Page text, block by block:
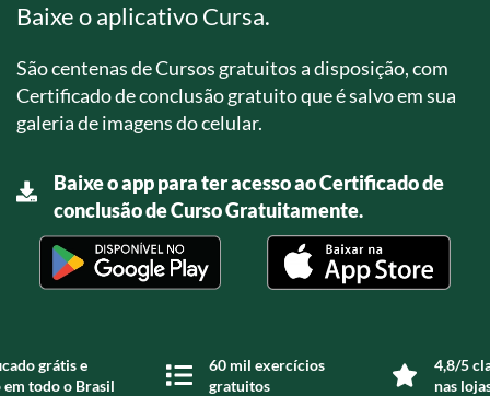
Baixe o aplicativo Cursa.
São centenas de Cursos gratuitos a disposição, com
Certificado de conclusão gratuito que é salvo em sua
galeria de imagens do celular.
Baixe o app para ter acesso ao Certificado de
conclusão de Curso Gratuitamente.
grátis e
todo o Brasil
60 mil exercícios
gratuitos
4,8/5
nas